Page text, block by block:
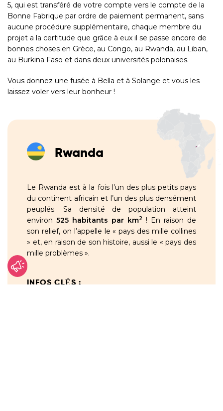
Rwanda
Le Rwanda est à la fois l’un des plus petits pays
du continent africain et l’un des plus densément
peuplés. Sa densité de population atteint
environ 525 habitants par km2
! En raison de
son relief, on l’appelle le « pays des mille collines
» et, en raison de son histoire, aussi le « pays des
mille problèmes ».
INFOS CLÉS :
5, qui est transféré de votre compte vers le compte de la
Bonne Fabrique par ordre de paiement permanent, sans
aucune procédure supplémentaire, chaque membre du
projet a la certitude que grâce à eux il se passe encore de
bonnes choses en Grèce, au Congo, au Rwanda, au Liban,
au Burkina Faso et dans deux universités polonaises.
Vous donnez une fusée à Bella et à Solange et vous les
laissez voler vers leur bonheur !